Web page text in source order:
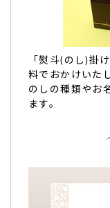
母のお誕生日
81歳もお祝いがあ
たがちゃんと予定
母も大変喜んでいま
また何かの機会に
「熨斗(のし)掛
料でおかけいた
のしの種類やお
ます。